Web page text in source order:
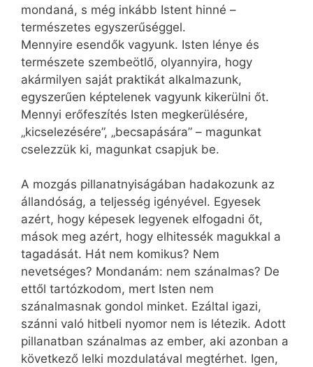
mondaná, s még inkább Istent hinné –
természetes egyszerűséggel.
Mennyire esendők vagyunk. Isten lénye és
természete szembeötlő, olyannyira, hogy
akármilyen saját praktikát alkalmazunk,
egyszerűen képtelenek vagyunk kikerülni őt.
Mennyi erőfeszítés Isten megkerülésére,
„kicselezésére”, „becsapására” – magunkat
cselezzük ki, magunkat csapjuk be.
A mozgás pillanatnyiságában hadakozunk az
állandóság, a teljesség igényével. Egyesek
azért, hogy képesek legyenek elfogadni őt,
mások meg azért, hogy elhitessék magukkal a
tagadását. Hát nem komikus? Nem
nevetséges? Mondanám: nem szánalmas? De
ettől tartózkodom, mert Isten nem
szánalmasnak gondol minket. Ezáltal igazi,
szánni való hitbeli nyomor nem is létezik. Adott
pillanatban szánalmas az ember, aki azonban a
következő lelki mozdulatával megtérhet. Igen,